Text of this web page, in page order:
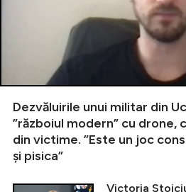
Dezvăluirile unui militar din
”războiul modern” cu drone,
din victime. ”Este un joc
și pisica”
Victoria